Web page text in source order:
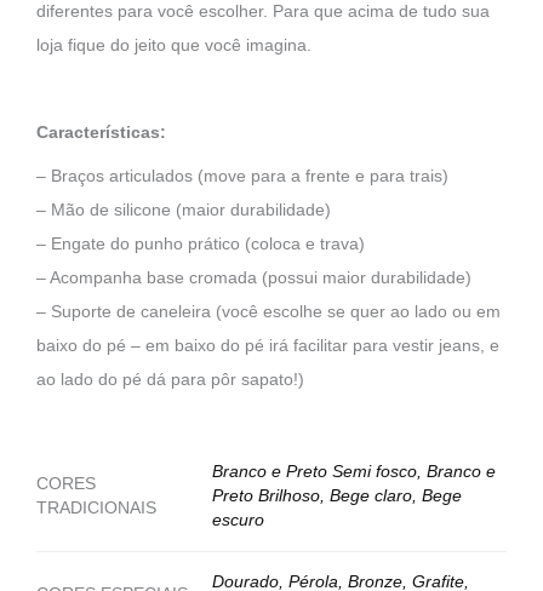
diferentes para você escolher. Para que acima de tudo sua
loja fique do jeito que você imagina.
Características:
– Braços articulados (move para a frente e para trais)
– Mão de silicone (maior durabilidade)
– Engate do punho prático (coloca e trava)
– Acompanha base cromada (possui maior durabilidade)
– Suporte de caneleira (você escolhe se quer ao lado ou em
baixo do pé – em baixo do pé irá facilitar para vestir jeans, e
ao lado do pé dá para pôr sapato!)
CORES
TRADICIONAIS
Branco e Preto Semi fosco, Branco e
Preto Brilhoso, Bege claro, Bege
escuro
Dourado, Pérola, Bronze, Grafite,